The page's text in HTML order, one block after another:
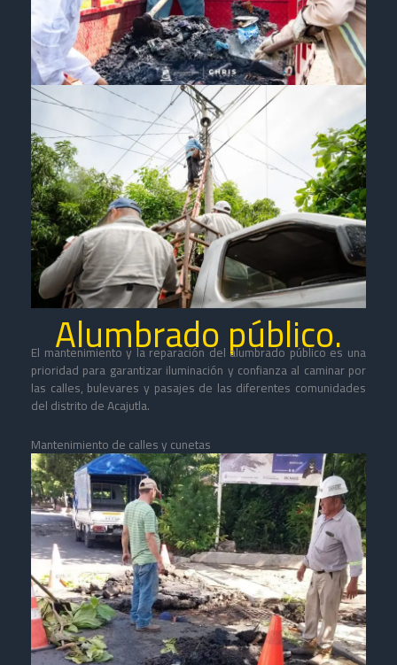
Alumbrado público.
El mantenimiento y la reparación del alumbrado público es una
prioridad para garantizar iluminación y confianza al caminar por
las calles, bulevares y pasajes de las diferentes comunidades
del distrito de Acajutla.
Mantenimiento de calles y cunetas